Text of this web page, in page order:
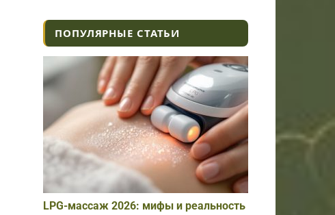
ПОПУЛЯРНЫЕ СТАТЬИ
LPG-массаж 2026: мифы и реальность